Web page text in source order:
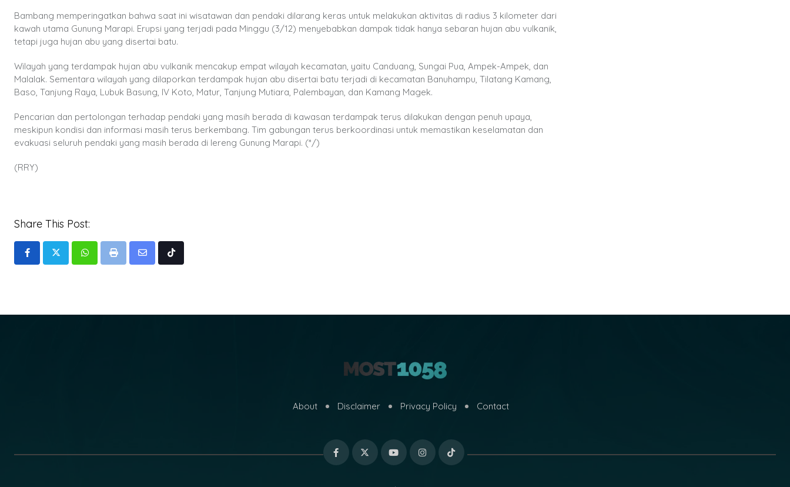
Bambang memperingatkan bahwa saat ini wisatawan dan pendaki dilarang keras untuk melakukan aktivitas di radius 3 kilometer dari
kawah utama Gunung Marapi. Erupsi yang terjadi pada Minggu (3/12) menyebabkan dampak tidak hanya sebaran hujan abu vulkanik,
tetapi juga hujan abu yang disertai batu.
Wilayah yang terdampak hujan abu vulkanik mencakup empat wilayah kecamatan, yaitu Canduang, Sungai Pua, Ampek-Ampek, dan
Malalak. Sementara wilayah yang dilaporkan terdampak hujan abu disertai batu terjadi di kecamatan Banuhampu, Tilatang Kamang,
Baso, Tanjung Raya, Lubuk Basung, IV Koto, Matur, Tanjung Mutiara, Palembayan, dan Kamang Magek.
Pencarian dan pertolongan terhadap pendaki yang masih berada di kawasan terdampak terus dilakukan dengan penuh upaya,
meskipun kondisi dan informasi masih terus berkembang. Tim gabungan terus berkoordinasi untuk memastikan keselamatan dan
evakuasi seluruh pendaki yang masih berada di lereng Gunung Marapi. (*/)
(RRY)
Share This Post:
WhatsappPrint
Share
Tiktok
About Disclaimer Privacy Policy Contact